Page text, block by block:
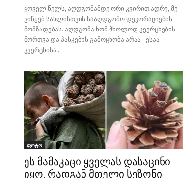
ყოველ წელს, აღდგომამდე ორი კვირით ადრე, მე
ვიწყებ სახლისთვის სააღდგომო დეკორაციების
მომზადებას. აღდგომა ხომ მხოლოდ კვერცხების
მორთვა და პასკების გამოცხობა არაა - ესაა
კვერცხისა...
ფოტო
ეს მამაკაცი ყველას დასაცინი
იყო, რადგან მთელი სეზონი